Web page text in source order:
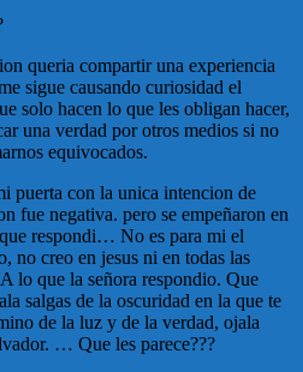
queria compartir una experiencia
sigue causando curiosidad el
solo hacen lo que les obligan hacer,
una verdad por otros medios si no
equivocados.
puerta con la unica intencion de
fue negativa. pero se empeñaron en
respondi… No es para mi el
no creo en jesus ni en todas las
lo que la señora respondio. Que
salgas de la oscuridad en la que te
de la luz y de la verdad, ojala
… Que les parece???